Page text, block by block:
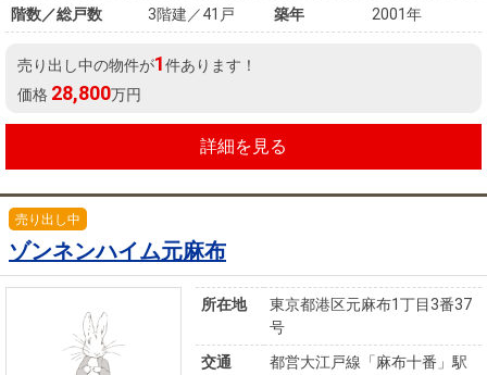
階数／総戸数 3階建／41戸 築年 2001年
売り出し中の物件が1件あります！
価格 28,800万円
詳細を見る
ゾンネンハイム元麻布
売り出し中
所在地
東京都港区元麻布1丁目3番37
号
交通
都営大江戸線「麻布十番」駅